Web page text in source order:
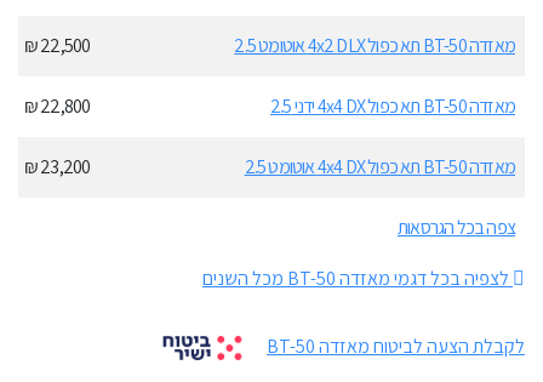
מאזדה BT-50 תא כפול 4x2 DLX אוטומט 2.5 22,500 ₪
מאזדה BT-50 תא כפול 4x4 DX ידני 2.5 22,800 ₪
מאזדה BT-50 תא כפול 4x4 DX אוטומט 2.5 23,200 ₪
צפה בכל הגרסאות
לצפיה בכל דגמי מאזדה BT-50 מכל השנים
לקבלת הצעה לביטוח מאזדה BT-50